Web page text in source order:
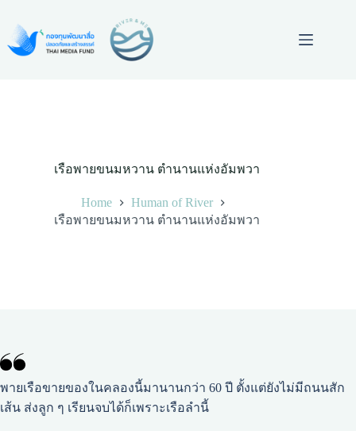
content
เรือพายขนมหวาน ตำนานแห่งอัมพวา
Home
Human of River
เรือพายขนมหวาน ตำนานแห่งอัมพวา
พายเรือขายของในคลองนี้มานานกว่า 60 ปี ตั้งแต่ยังไม่มีถนนสัก
เส้น ส่งลูก ๆ เรียนจบได้ก็เพราะเรือลํานี้